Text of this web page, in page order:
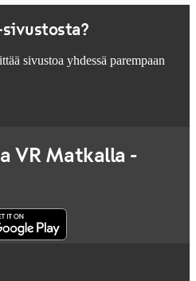
sivustoa yhdessä parempaan
VR Matkalla -